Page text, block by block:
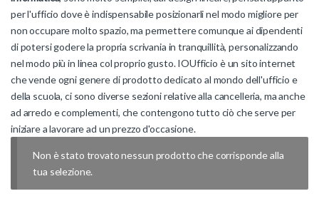
per l'ufficio dove è indispensabile posizionarli nel modo migliore per
non occupare molto spazio, ma permettere comunque ai dipendenti
di potersi godere la propria scrivania in tranquillità, personalizzando
nel modo più in linea col proprio gusto. IOUfficio è un sito internet
che vende ogni genere di prodotto dedicato al mondo dell'ufficio e
della scuola, ci sono diverse sezioni relative alla cancelleria, ma anche
ad arredo e complementi, che contengono tutto ciò che serve per
iniziare a lavorare ad un prezzo d'occasione.
Non è stato trovato nessun prodotto che corrisponde alla
tua selezione.